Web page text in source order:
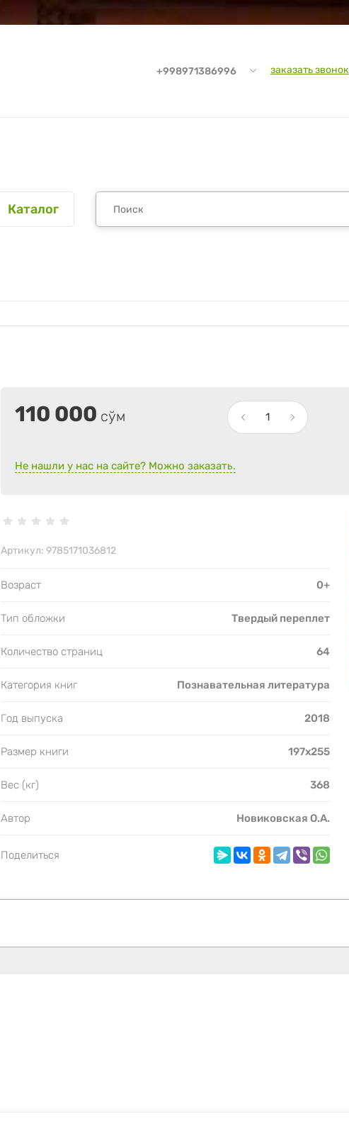
+998971386996 заказать звонок
Каталог
110 000 сўм
Не нашли у нас на сайте? Можно заказать.
Артикул: 9785171036812
Возраст 0+
Тип обложки Твердый переплет
Количество страниц 64
Категория книг Познавательная литература
Год выпуска 2018
Размер книги 197х255
Вес (кг) 368
Автор Новиковская О.А.
Поделиться